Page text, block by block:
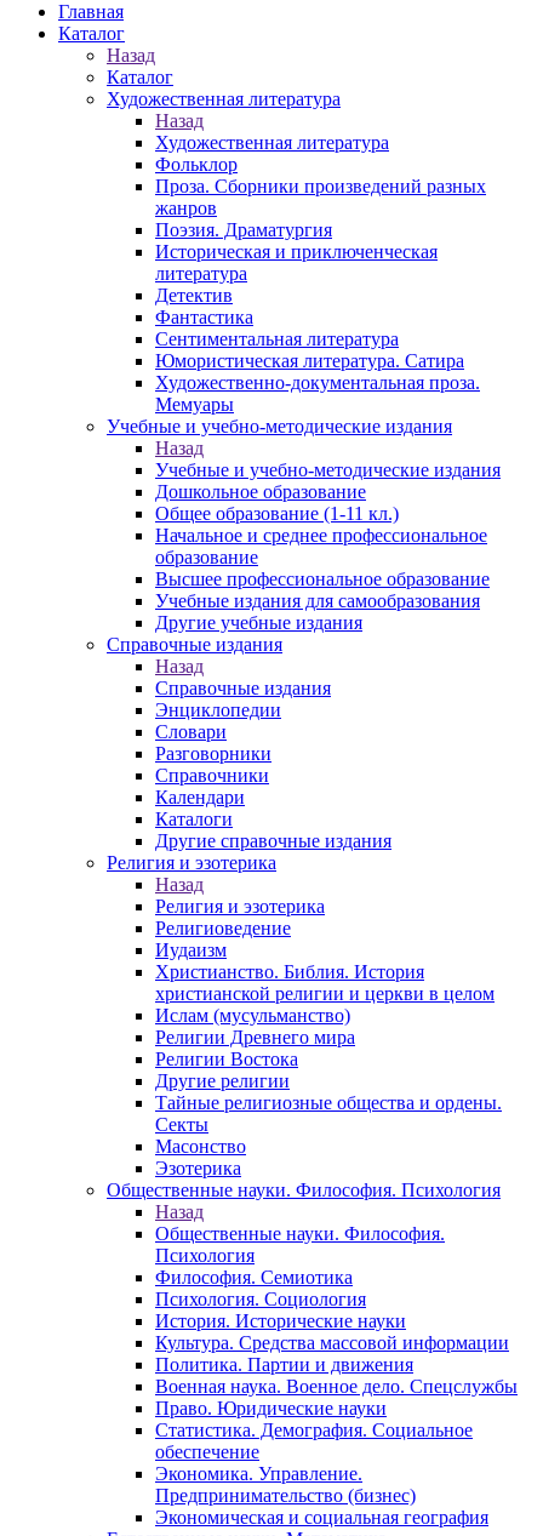
Главная
Каталог
Назад
Каталог
Художественная литература
Назад
Художественная литература
Фольклор
Проза. Сборники произведений разных
жанров
Поэзия. Драматургия
Историческая и приключенческая
литература
Детектив
Фантастика
Сентиментальная литература
Юмористическая литература. Сатира
Художественно-документальная проза.
Мемуары
Учебные и учебно-методические издания
Назад
Учебные и учебно-методические издания
Дошкольное образование
Общее образование (1-11 кл.)
Начальное и среднее профессиональное
образование
Высшее профессиональное образование
Учебные издания для самообразования
Другие учебные издания
Справочные издания
Назад
Справочные издания
Энциклопедии
Словари
Разговорники
Справочники
Календари
Каталоги
Другие справочные издания
Религия и эзотерика
Назад
Религия и эзотерика
Религиоведение
Иудаизм
Христианство. Библия. История
христианской религии и церкви в целом
Ислам (мусульманство)
Религии Древнего мира
Религии Востока
Другие религии
Тайные религиозные общества и ордены.
Секты
Масонство
Эзотерика
Общественные науки. Философия. Психология
Назад
Общественные науки. Философия.
Психология
Философия. Семиотика
Психология. Социология
История. Исторические науки
Культура. Средства массовой информации
Политика. Партии и движения
Военная наука. Военное дело. Спецслужбы
Право. Юридические науки
Статистика. Демография. Социальное
обеспечение
Экономика. Управление.
Предпринимательство (бизнес)
Экономическая и социальная география